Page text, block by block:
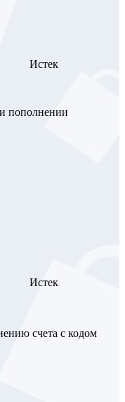
Истек
пополнении
Истек
счета с кодом